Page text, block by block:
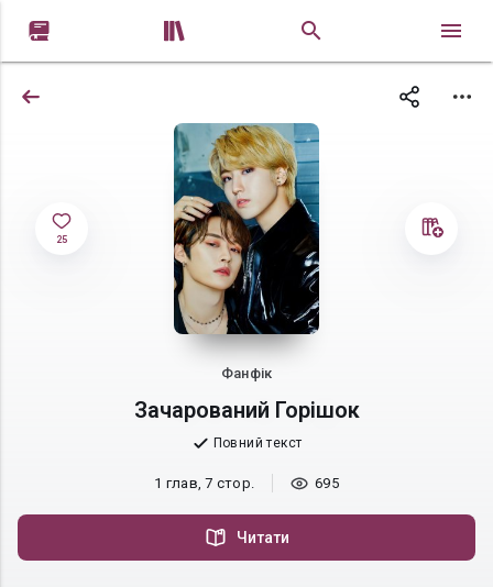
 
25
Фанфік
Зачарований Горішок
Повний текст
1 глав, 7 стор. 695
Читати